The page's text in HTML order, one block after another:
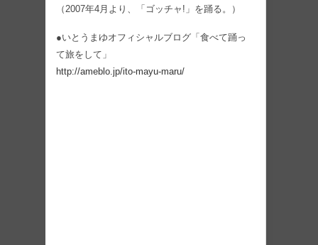
（2007年4月より、「ゴッチャ!」を踊る。）
●いとうまゆオフィシャルブログ「食べて踊っ
て旅をして」
http://ameblo.jp/ito-mayu-maru/